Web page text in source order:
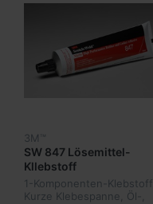
3M™
SW 847 Lösemittel-
Kllebstoff
1-Komponenten-Klebstoff.
Kurze Klebespanne, Öl-,